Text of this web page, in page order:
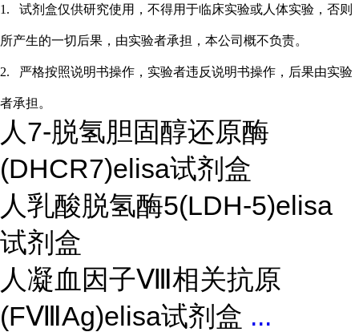
1. 试剂盒仅供研究使用，不得用于临床实验或人 体实验，否则
所产生的一切后果，由实验者承担，本公司概不负责。
2. 严格按照说明书操作，实验者违反说明书操作，后果由实验
者承担。
人7-脱氢胆固醇还原酶
(DHCR7)elisa试剂盒
人乳酸脱氢酶5(LDH-5)elisa
试剂盒
人凝血因子Ⅷ相关抗原
(FⅧAg)elisa试剂盒 ...